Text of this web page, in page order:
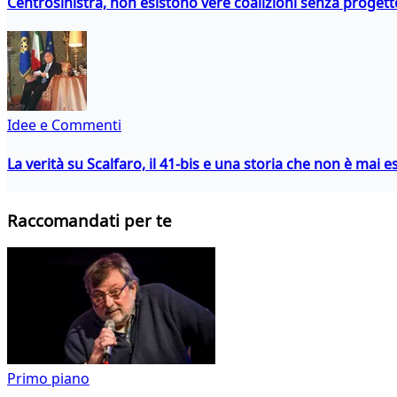
Idee e Commenti
La verità su Scalfaro, il 41-bis e una storia che non è mai
Raccomandati per te
Primo piano